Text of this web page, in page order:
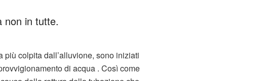
non in tutte.
colpita dall’alluvione, sono iniziati
di acqua . Così come